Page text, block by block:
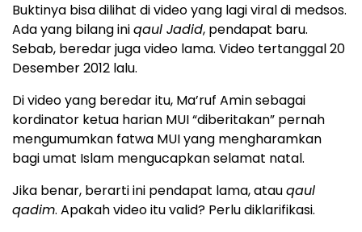
Buktinya bisa dilihat di video yang lagi viral di medsos.
Ada yang bilang iniqaul Jadid, pendapat baru.
Sebab, beredar juga video lama. Video tertanggal 20
Desember 2012 lalu.
Di video yang beredar itu, Ma’ruf Amin sebagai
kordinator ketua harian MUI “diberitakan” pernah
mengumumkan fatwa MUI yang mengharamkan
bagi umat Islam mengucapkan selamat natal.
Jika benar, berarti ini pendapat lama, atauqaul
qadim. Apakah video itu valid? Perlu diklarifikasi.